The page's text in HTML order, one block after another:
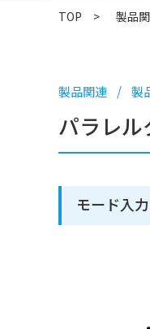
TOP 製品
製品関連 製
パラレ
モード入